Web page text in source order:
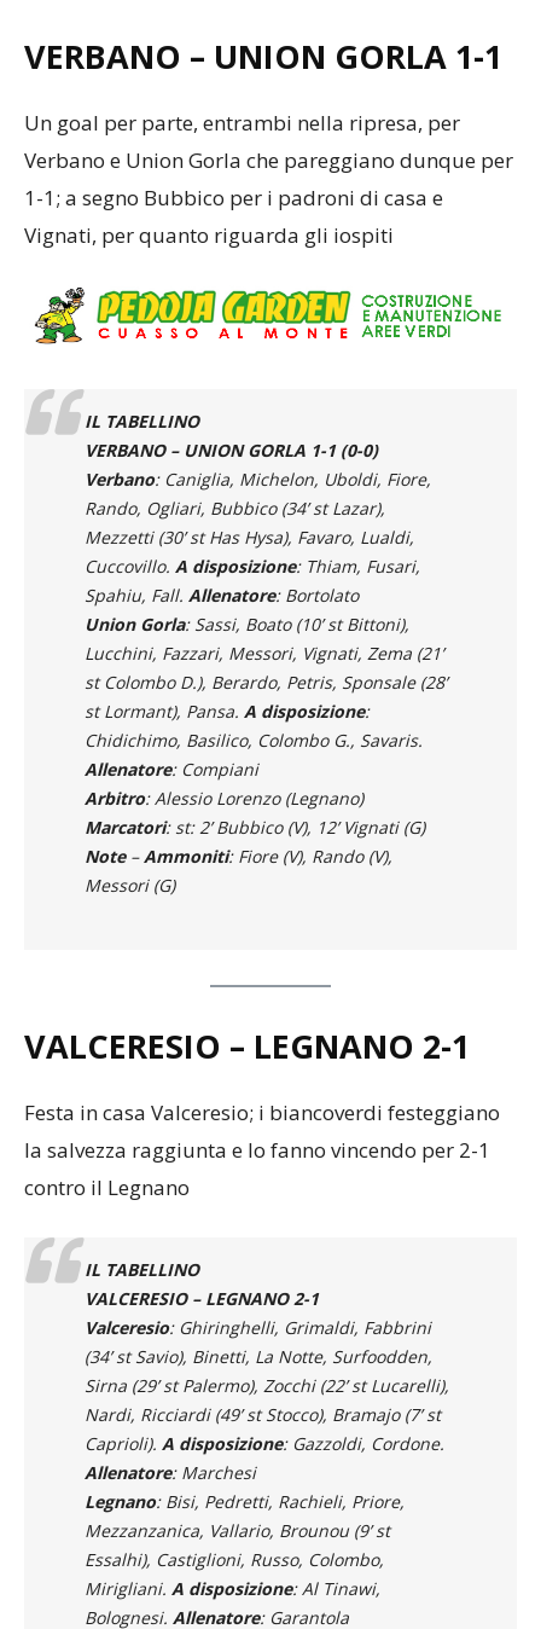
VERBANO – UNION GORLA 1-1
Un goal per parte, entrambi nella ripresa, per
Verbano e Union Gorla che pareggiano dunque per
1-1; a segno Bubbico per i padroni di casa e
Vignati, per quanto riguarda gli iospiti
IL TABELLINO
VERBANO – UNION GORLA 1-1 (0-0)
Verbano: Caniglia, Michelon, Uboldi, Fiore,
Rando, Ogliari, Bubbico (34’ st Lazar),
Mezzetti (30’ st Has Hysa), Favaro, Lualdi,
Cuccovillo.A disposizione: Thiam, Fusari,
Spahiu, Fall.Allenatore: Bortolato
Union Gorla: Sassi, Boato (10’ st Bittoni),
Lucchini, Fazzari, Messori, Vignati, Zema (21’
st Colombo D.), Berardo, Petris, Sponsale (28’
st Lormant), Pansa.A disposizione:
Chidichimo, Basilico, Colombo G., Savaris.
Allenatore: Compiani
Arbitro: Alessio Lorenzo (Legnano)
Marcatori: st: 2’ Bubbico (V), 12’ Vignati (G)
Note–Ammoniti
VALCERESIO – LEGNANO 2-1
Festa in casa Valceresio; i biancoverdi festeggiano
la salvezza raggiunta e lo fanno vincendo per 2-1
contro il Legnano
IL TABELLINO
VALCERESIO – LEGNANO 2-1
Valceresio: Ghiringhelli, Grimaldi, Fabbrini
(34’ st Savio), Binetti, La Notte, Surfoodden,
Sirna (29’ st Palermo), Zocchi (22’ st Lucarelli),
Nardi, Ricciardi (49’ st Stocco), Bramajo (7’ st
Caprioli).A disposizione
Allenatore: Marchesi
Legnano: Bisi, Pedretti, Rachieli, Priore,
Mezzanzanica, Vallario, Brounou (9’ st
Essalhi), Castiglioni, Russo, Colombo,
Mirigliani. A disposizione: Al Tinawi,